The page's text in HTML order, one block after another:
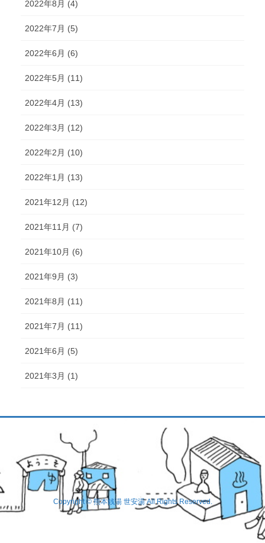
2022年8月 (4)
2022年7月 (5)
2022年6月 (6)
2022年5月 (11)
2022年4月 (13)
2022年3月 (12)
2022年2月 (10)
2022年1月 (13)
2021年12月 (12)
2021年11月 (7)
2021年10月 (6)
2021年9月 (3)
2021年8月 (11)
2021年7月 (11)
2021年6月 (5)
2021年3月 (1)
Copyright © 熊本銭湯 世安湯 All Rights Reserved.